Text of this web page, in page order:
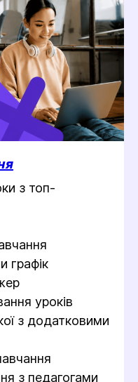
з топ-
графік
уроків
з додатковими
з педагогами